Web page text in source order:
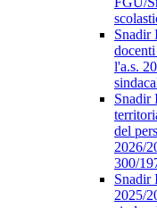
Snadir
l'a.s.
Snadir
del
2026/
300/
Snadir
2025/